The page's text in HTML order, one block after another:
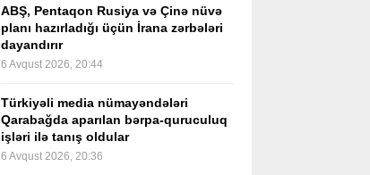
ABŞ, Pentaqon Rusiya və Çinə nüvə
planı hazırladığı üçün İrana zərbələri
dayandırır
6 Avqust 2026, 20:44
Türkiyəli media nümayəndələri
Qarabağda aparılan bərpa-quruculuq
işləri ilə tanış oldular
6 Avqust 2026, 20:36